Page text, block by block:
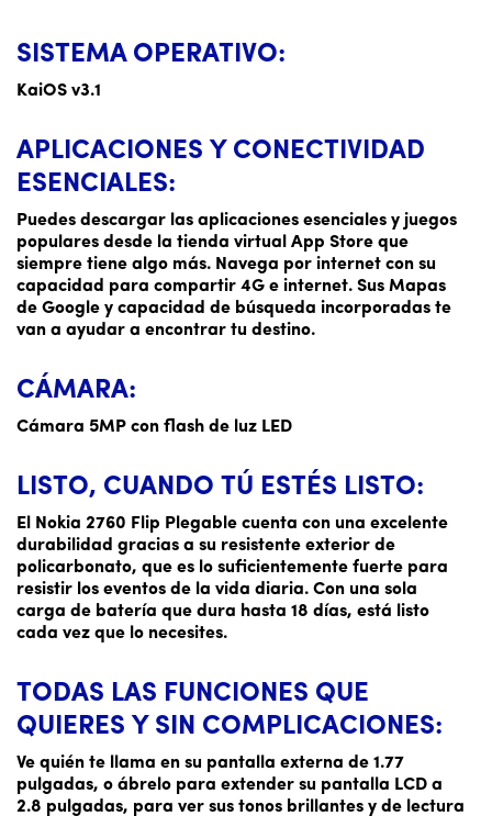
SISTEMA OPERATIVO:
KaiOS v3.1
APLICACIONES Y CONECTIVIDAD
ESENCIALES:
Puedes descargar las aplicaciones esenciales y juegos
populares desde la tienda virtual App Store que
siempre tiene algo más. Navega por internet con su
capacidad para compartir 4G e internet. Sus Mapas
de Google y capacidad de búsqueda incorporadas te
van a ayudar a encontrar tu destino.
CÁMARA:
Cámara 5MP con flash de luz LED
LISTO, CUANDO TÚ ESTÉS LISTO:
El Nokia 2760 Flip Plegable cuenta con una excelente
durabilidad gracias a su resistente exterior de
policarbonato, que es lo suficientemente fuerte para
resistir los eventos de la vida diaria. Con una sola
carga de batería que dura hasta 18 días, está listo
cada vez que lo necesites.
TODAS LAS FUNCIONES QUE
QUIERES Y SIN COMPLICACIONES:
Ve quién te llama en su pantalla externa de 1.77
pulgadas, o ábrelo para extender su pantalla LCD a
2.8 pulgadas, para ver sus tonos brillantes y de lectura